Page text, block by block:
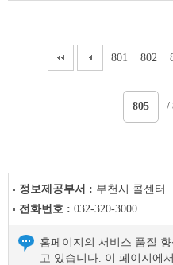
801 802
/
정보제공부서 : 부천시 콜센터
전화번호 : 032-320-3000
홈페이지의 서비스 품질
고 있습니다. 이 페이지에